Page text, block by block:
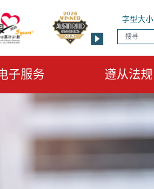
字型大小
搜寻
子服务 遵从法规